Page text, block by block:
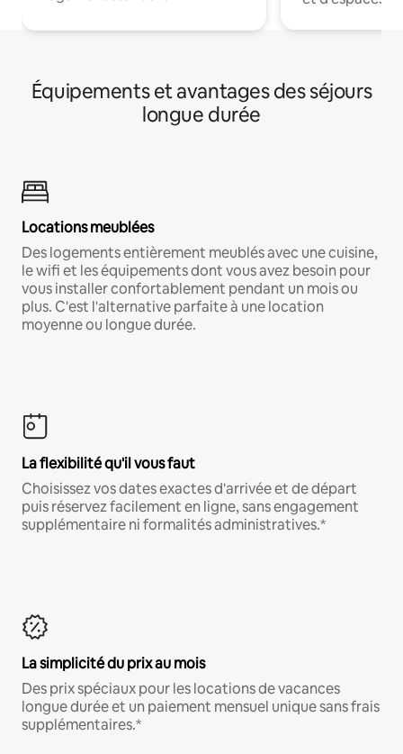
Équipements et avantages des séjours
longue durée
Locations meublées
Des logements entièrement meublés avec une cuisine,
le wifi et les équipements dont vous avez besoin pour
vous installer confortablement pendant un mois ou
plus. C'est l'alternative parfaite à une location
moyenne ou longue durée.
La flexibilité qu'il vous faut
Choisissez vos dates exactes d'arrivée et de départ
puis réservez facilement en ligne, sans engagement
supplémentaire ni formalités administratives.*
La simplicité du prix au mois
Des prix spéciaux pour les locations de vacances
longue durée et un paiement mensuel unique sans frais
supplémentaires.*